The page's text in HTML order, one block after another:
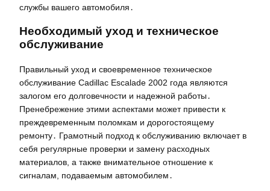
службы вашего автомобиля․
Необходимый уход и техническое
обслуживание
Правильный уход и своевременное техническое
обслуживание Cadillac Escalade 2002 года являются
залогом его долговечности и надежной работы․
Пренебрежение этими аспектами может привести к
преждевременным поломкам и дорогостоящему
ремонту․ Грамотный подход к обслуживанию включает в
себя регулярные проверки и замену расходных
материалов, а также внимательное отношение к
сигналам, подаваемым автомобилем․